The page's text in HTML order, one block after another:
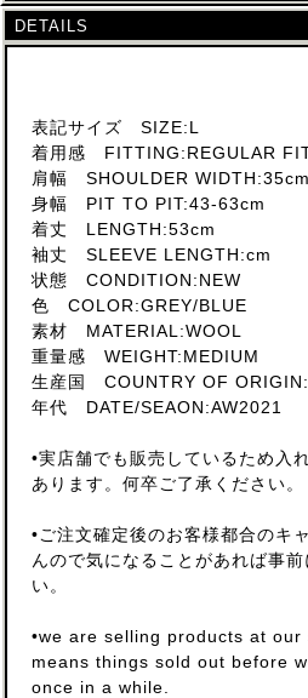
DETAILS
表記サイズ SIZE:L
着用感 FITTING:REGULAR
肩幅 SHOULDER WIDTH:35cm
身幅 PIT TO PIT:43-63cm
着丈 LENGTH:53cm
袖丈 SLEEVE LENGTH:cm
状態 CONDITION:NEW
色 COLOR:GREY/BLUE
素材 MATERIAL:WOOL
重量感 WEIGHT:MEDIUM
生産国 COUNTRY OF
年代 DATE/SEAON:AW2021
•実店舗でも販売しているため入
あります。何卒ご了承ください。
•ご注文確定後のお客様都合のキ
んので気になることがあれば事
い。
•we are selling products at
means things sold out before
once in a while.